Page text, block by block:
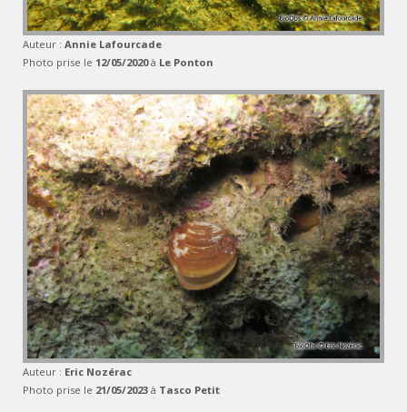
Auteur : Annie Lafourcade
Photo prise le 12/05/2020à Le Ponton
Auteur : Eric Nozérac
Photo prise le 21/05/2023 à Tasco Petit